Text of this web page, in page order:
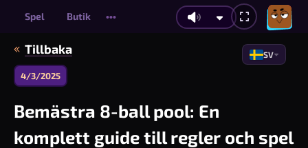
Spel Butik •••
Tillbaka SV
4/3/2025
Bemästra 8-ball pool: En
komplett guide till regler och spel